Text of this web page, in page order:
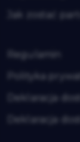
Jak zostać
Regulamin
Polityka
Deklaracja
Deklaracja